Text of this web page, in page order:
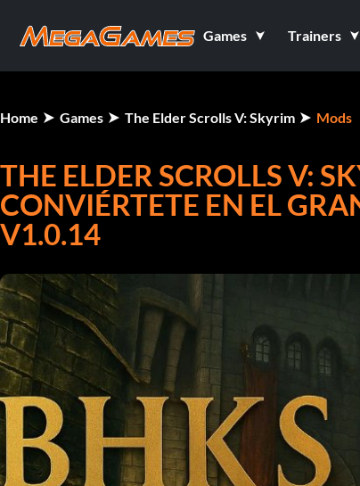
Games Trainers
Home Games The Elder Scrolls V: Skyrim Mods
THE ELDER SCROLLS V:
CONVIÉRTETE EN EL
V1.0.14